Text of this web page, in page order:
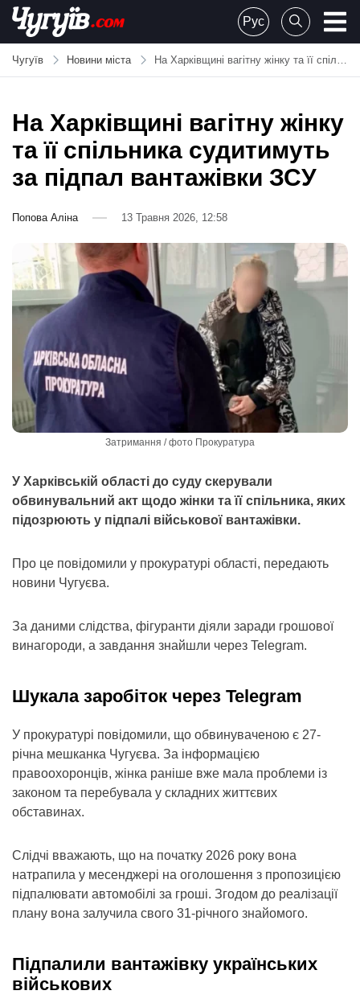
Skip
content
Chuguiv
Рус
Чугуїв Новини міста На Харківщині вагітну жінку та її спільника судитимуть за підпал вантажівки ЗСУ
На Харківщині вагітну жінку
та її спільника судитимуть
за підпал вантажівки ЗСУ
Попова Аліна 13 Травня 2026, 12:58
Затримання / фото Прокуратура
У Харківській області до суду скерували
обвинувальний акт щодо жінки та її спільника, яких
підозрюють у підпалі військової вантажівки.
Про це повідомили у прокуратурі області, передають
новини Чугуєва.
За даними слідства, фігуранти діяли заради грошової
винагороди, а завдання знайшли через Telegram.
Шукала заробіток через Telegram
У прокуратурі повідомили, що обвинуваченою є 27-
річна мешканка Чугуєва. За інформацією
правоохоронців, жінка раніше вже мала проблеми із
законом та перебувала у складних життєвих
обставинах.
Слідчі вважають, що на початку 2026 року вона
натрапила у месенджері на оголошення з пропозицією
підпалювати автомобілі за гроші. Згодом до реалізації
плану вона залучила свого 31-річного знайомого.
Підпалили вантажівку українських
військових